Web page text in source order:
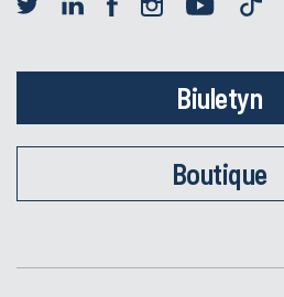
Biuletyn
Boutique